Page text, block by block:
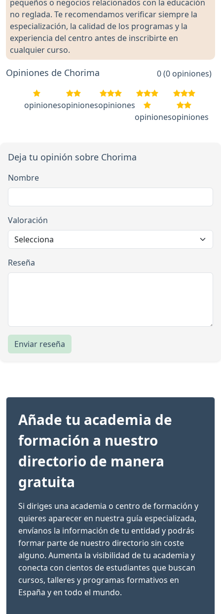
pequeños o negocios relacionados con la educación
no reglada. Te recomendamos verificar siempre la
especialización, la calidad de los programas y la
experiencia del centro antes de inscribirte en
cualquier curso.
Opiniones de Chorima 0 (0 opiniones)
opinionesopinionesopiniones
opinionesopiniones
Deja tu opinión sobre Chorima
Nombre
Valoración
Reseña
Enviar reseña
Añade tu academia de
formación a nuestro
directorio de manera
gratuita
Si diriges una academia o centro de formación y
quieres aparecer en nuestra guía especializada,
envíanos la información de tu entidad y podrás
formar parte de nuestro directorio sin coste
alguno. Aumenta la visibilidad de tu academia y
conecta con cientos de estudiantes que buscan
cursos, talleres y programas formativos en
España y en todo el mundo.